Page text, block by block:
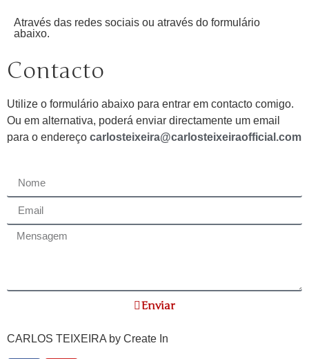
Através das redes sociais ou através do formulário
abaixo.
Contacto
Utilize o formulário abaixo para entrar em contacto comigo.
Ou em alternativa, poderá enviar directamente um email
para o endereço carlosteixeira@carlosteixeiraofficial.com
Enviar
CARLOS TEIXEIRA by Create In